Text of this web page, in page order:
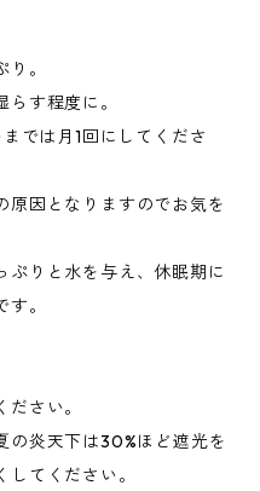
。
す程度に。
では月1回にしてくださ
因となりますのでお気を
りと水を与え、休眠期に
。
さい。
炎天下は30%ほど遮光を
てください。